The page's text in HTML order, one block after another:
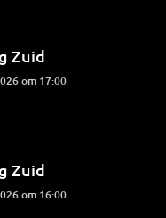
Zuid
om 17:00
Zuid
om 16:00